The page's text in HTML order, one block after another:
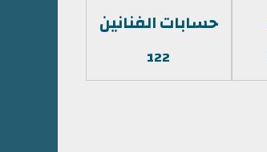
حسابات الفنانين
122